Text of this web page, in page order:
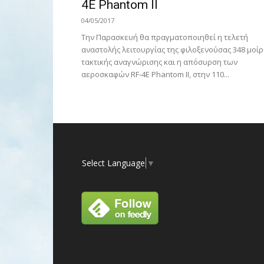
4E Phantom II
04/05/2017
Την Παρασκευή θα πραγματοποιηθεί η τελετή
αναστολής λειτουργίας της φιλοξενούσας 348
τακτικής αναγνώρισης και η απόσυρση των
αεροσκαφών RF-4E Phantom II, στην 110...
Select Language ▼